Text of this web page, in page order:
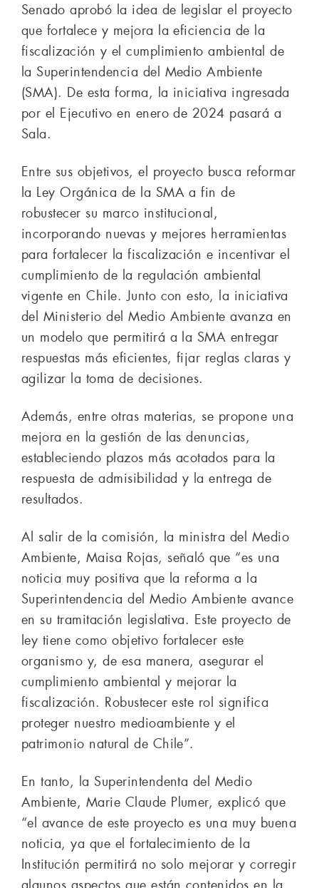
Senado aprobó la idea de legislar el proyecto
que fortalece y mejora la eficiencia de la
fiscalización y el cumplimiento ambiental de
la Superintendencia del Medio Ambiente
(SMA). De esta forma, la iniciativa ingresada
por el Ejecutivo en enero de 2024 pasará a
Sala.
Entre sus objetivos, el proyecto busca reformar
la Ley Orgánica de la SMA a fin de
robustecer su marco institucional,
incorporando nuevas y mejores herramientas
para fortalecer la fiscalización e incentivar el
cumplimiento de la regulación ambiental
vigente en Chile. Junto con esto, la iniciativa
del Ministerio del Medio Ambiente avanza en
un modelo que permitirá a la SMA entregar
respuestas más eficientes, fijar reglas claras y
agilizar la toma de decisiones.
Además, entre otras materias, se propone una
mejora en la gestión de las denuncias,
estableciendo plazos más acotados para la
respuesta de admisibilidad y la entrega de
resultados.
Al salir de la comisión, la ministra del Medio
Ambiente, Maisa Rojas, señaló que “es una
noticia muy positiva que la reforma a la
Superintendencia del Medio Ambiente avance
en su tramitación legislativa. Este proyecto de
ley tiene como objetivo fortalecer este
organismo y, de esa manera, asegurar el
cumplimiento ambiental y mejorar la
fiscalización. Robustecer este rol significa
proteger nuestro medioambiente y el
patrimonio natural de Chile”.
En tanto, la Superintendenta del Medio
Ambiente, Marie Claude Plumer, explicó que
“el avance de este proyecto es una muy buena
noticia, ya que el fortalecimiento de la
Institución permitirá no solo mejorar y corregir